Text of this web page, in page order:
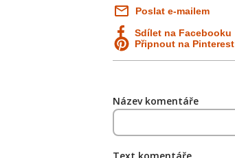
Poslat e-mailem
Sdílet na Facebooku
Připnout na Pinterest
Název komentáře